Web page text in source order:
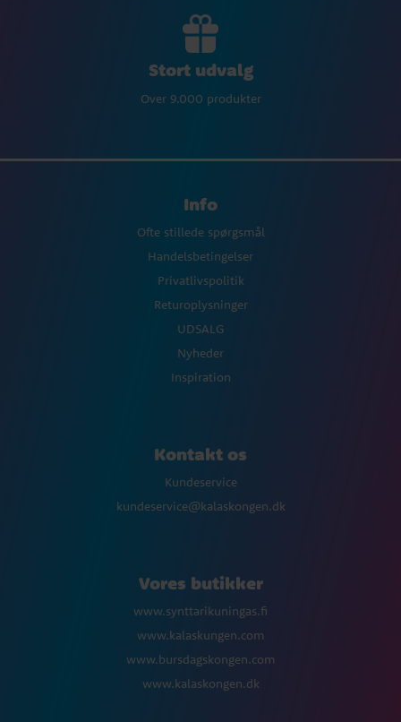
Stort udvalg
Over 9.000 produkter
Info
Ofte stillede spørgsmål
Handelsbetingelser
Privatlivspolitik
Returoplysninger
UDSALG
Nyheder
Inspiration
Kontakt os
Kundeservice
kundeservice@kalaskongen.dk
Vores butikker
www.synttarikuningas.fi
www.kalaskungen.com
www.bursdagskongen.com
www.kalaskongen.dk